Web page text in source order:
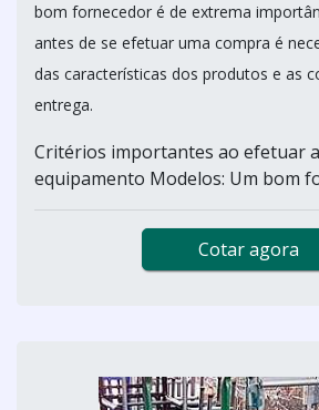
bom fornecedor é de extrema
antes de se efetuar uma compra é
das características dos produtos e as
entrega.
Critérios importantes ao efetuar
equipamento Modelos: Um bom
Cotar agora